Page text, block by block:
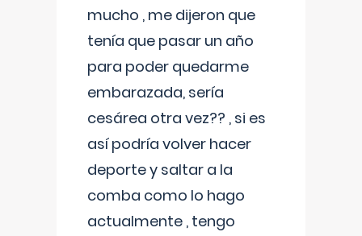
mucho , me dijeron que
tenía que pasar un año
para poder quedarme
embarazada, sería
cesárea otra vez?? , si es
así podría volver hacer
deporte y saltar a la
comba como lo hago
actualmente , tengo